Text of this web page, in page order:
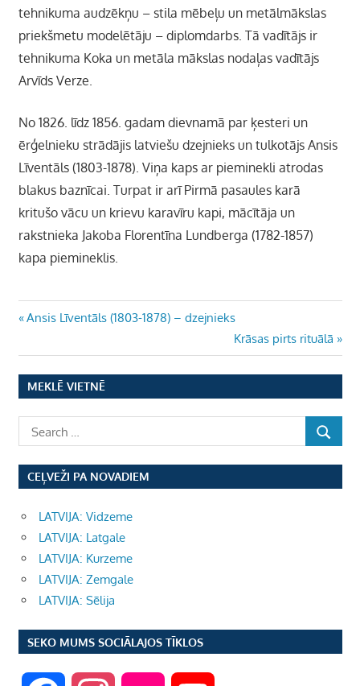
tehnikuma audzēkņu – stila mēbeļu un metālmākslas
priekšmetu modelētāju – diplomdarbs. Tā vadītājs ir
tehnikuma Koka un metāla mākslas nodaļas vadītājs
Arvīds Verze.
No 1826. līdz 1856. gadam dievnamā par ķesteri un
ērģelnieku strādājis latviešu dzejnieks un tulkotājs Ansis
Līventāls (1803-1878). Viņa kaps ar pieminekli atrodas
blakus baznīcai. Turpat ir arī Pirmā pasaules karā
kritušo vācu un krievu karavīru kapi, mācītāja un
rakstnieka Jakoba Florentīna Lundberga (1782-1857)
kapa piemineklis.
Ziņu
izvēlne
Previous
Ansis Līventāls (1803-1878) – dzejnieks
Next
Post:
Krāsas pirts rituālā
MEKLĒ VIETNĒ
CEĻVEŽI PA NOVADIEM
LATVIJA: Vidzeme
LATVIJA: Latgale
LATVIJA: Kurzeme
LATVIJA: Zemgale
LATVIJA: Sēlija
SEKO MUMS SOCIĀLAJOS TĪKLOS